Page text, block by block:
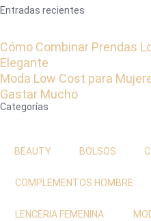
Entradas recientes
Cómo Combinar Prendas
Elegante
Moda Low Cost para
Gastar Mucho
Categorías
BEAUTY BOLSOS
COMPLEMENTOS HOMBRE
LENCERIA FEMENINA